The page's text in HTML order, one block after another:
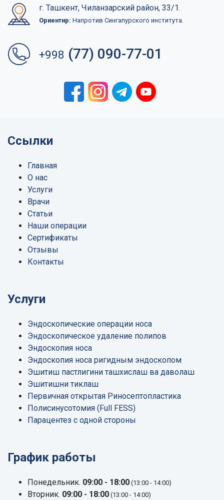
г. Ташкент, Чиланзарский район, 33/1.
Ориентир: Напротив Сингапурского института.
+998 (77) 090-77-01
Ссылки
Главная
О нас
Услуги
Врачи
Статьи
Наши операции
Сертификаты
Отзывы
Контакты
Услуги
Эндоскопические операции носа
Эндоскопическое удаление полипов
Эндоскопия носа
Эндоскопия носа ригидным эндоскопом
Эшитиш пастлигини ташхислаш ва даволаш
Эшитишни тиклаш
Первичная открытая Риносептопластика
Полисинусотомия (Full FESS)
Парацентез с одной стороны
График работы
Понедельник. 09:00 - 18:00 (13:00 - 14:00)
Вторник. 09:00 - 18:00 (13:00 - 14:00)